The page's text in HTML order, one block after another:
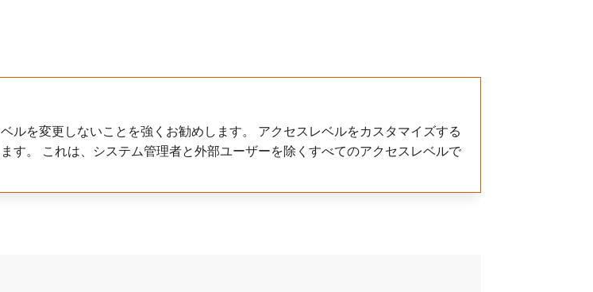
ルを変更しないことを強くお勧めします。 アクセスレベルをカスタマイズする
す。 これは、システム管理者と外部ユーザーを除くすべてのアクセスレベルで